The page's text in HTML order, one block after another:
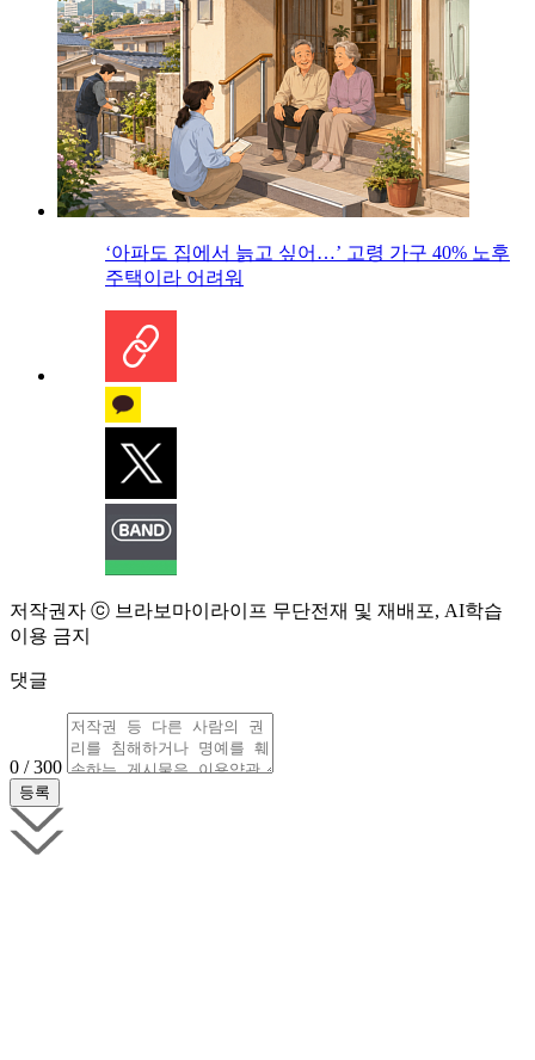
‘아파도 집에서 늙고 싶어…’ 고령 가구 40% 노후
주택이라 어려워
저작권자 ⓒ 브라보마이라이프 무단전재 및 재배포, AI학습
이용 금지
댓글
0 / 300